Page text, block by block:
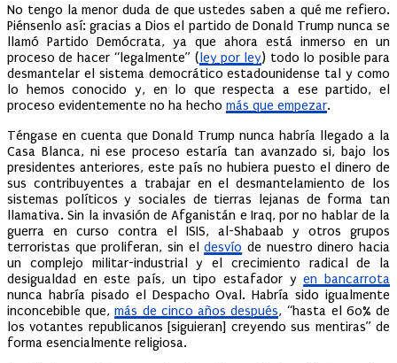
No tengo la menor duda de que ustedes saben a qué me refiero.
Piénsenlo así: gracias a Dios el partido de Donald Trump nunca se
llamó Partido Demócrata, ya que ahora está inmerso en un
proceso de hacer “legalmente” (ley por ley) todo lo posible para
desmantelar el sistema democrático estadounidense tal y como
lo hemos conocido y, en lo que respecta a ese partido, el
proceso evidentemente no ha hecho más que empezar.
Téngase en cuenta que Donald Trump nunca habría llegado a la
Casa Blanca, ni ese proceso estaría tan avanzado si, bajo los
presidentes anteriores, este país no hubiera puesto el dinero de
sus contribuyentes a trabajar en el desmantelamiento de los
sistemas políticos y sociales de tierras lejanas de forma tan
llamativa. Sin la invasión de Afganistán e Iraq, por no hablar de la
guerra en curso contra el ISIS, al-Shabaab y otros grupos
terroristas que proliferan, sin eldesvío de nuestro dinero hacia
un complejo militar-industrial y el crecimiento radical de la
desigualdad en este país, un tipo estafador yen bancarrota
nunca habría pisado el Despacho Oval. Habría sido igualmente
inconcebible que,más de cinco años después, “hasta el 60% de
los votantes republicanos [siguieran] creyendo sus mentiras” de
forma esencialmente religiosa.